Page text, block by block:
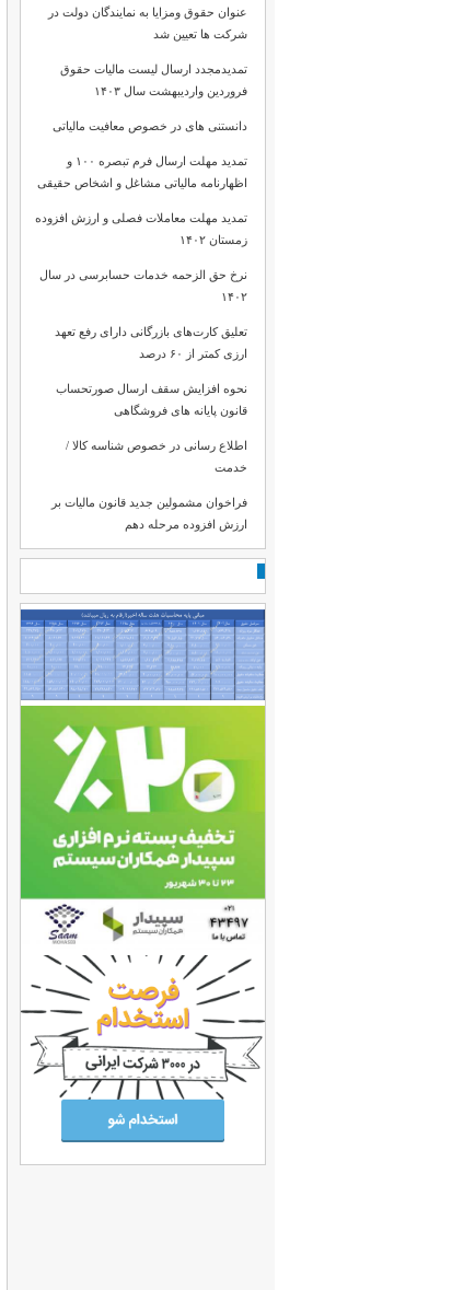
عنوان حقوق ومزایا به نمایندگان دولت در
شرکت ها تعیین شد
تمدیدمجدد ارسال لیست مالیات حقوق
فروردین واردیبهشت سال ۱۴۰۳
دانستنی های در خصوص معافیت مالیاتی
تمدید مهلت ارسال فرم‌ تبصره ۱۰۰ و
اظهارنامه مالیاتی مشاغل و اشخاص حقیقی
تمدید مهلت معاملات فصلی و ارزش افزوده
زمستان ۱۴۰۲
نرخ حق‌ الزحمه خدمات حسابرسی در سال
۱۴۰۲
تعلیق کارت‌های بازرگانی دارای رفع تعهد
ارزی کمتر از ۶۰ درصد
نحوه افزایش سقف ارسال صورتحساب
قانون پایانه های فروشگاهی
اطلاع رسانی در خصوص شناسه کالا /
خدمت
فراخوان مشمولین جدید قانون مالیات بر
ارزش افزوده مرحله دهم